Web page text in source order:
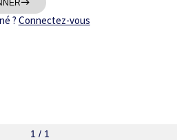
? Connectez-vous
1 / 1